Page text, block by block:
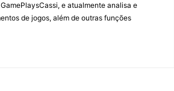
e atualmente analisa e
de jogos, além de outras funções